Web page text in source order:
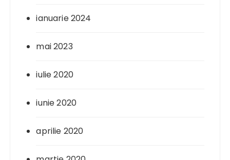
ianuarie 2024
mai 2023
iulie 2020
iunie 2020
aprilie 2020